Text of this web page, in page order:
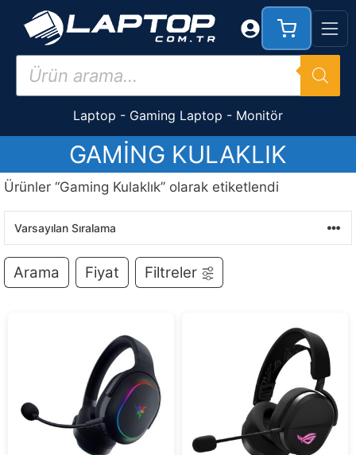
İçeriğe
Products
search
Laptop - Gaming Laptop - Monitör
GAMING KULAKLIK
Ürünler “Gaming Kulaklık” olarak etiketlendi
Arama Fiyat Filtreler